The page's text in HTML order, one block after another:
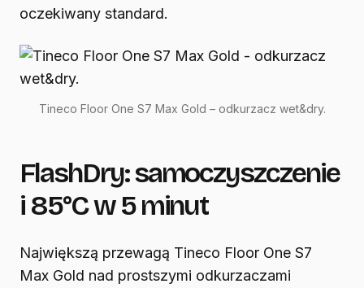
oczekiwany standard.
Tineco Floor One S7 Max Gold – odkurzacz wet&dry.
FlashDry: samoczyszczenie
i 85°C w 5 minut
Największą przewagą Tineco Floor One S7
Max Gold nad prostszymi odkurzaczami